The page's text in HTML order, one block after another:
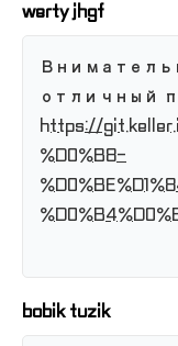
werty jhgf
отличный
https://
%D0%B8-
bobik tuzik